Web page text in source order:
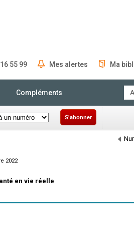
55 99 Mes alertes Ma
Compléments
S'abonner
2022
en vie réelle